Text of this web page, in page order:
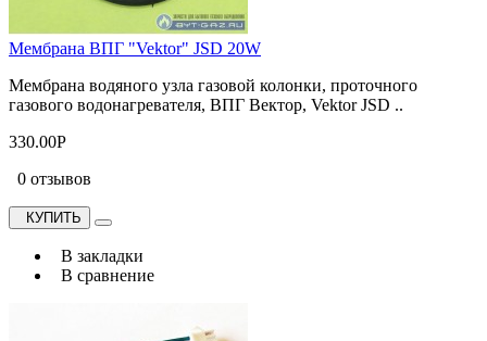
Мембрана ВПГ "Vektor" JSD 20W
Мембрана водяного узла газовой колонки, проточного
газового водонагревателя, ВПГ Вектор, Vektor JSD ..
330.00Р
0 отзывов
КУПИТЬ
В закладки
В сравнение